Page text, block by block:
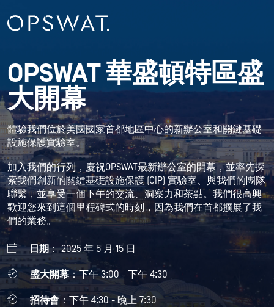
OPSWAT 華盛頓特區盛
大開幕
體驗我們位於美國國家首都地區中心的新辦公室和關鍵基礎
設施保護實驗室。
加入我們的行列，慶祝OPSWAT最新辦公室的開幕，並率先探
索我們創新的關鍵基礎設施保護 (CIP) 實驗室、與我們的團隊
聯繫，並享受一個下午的交流、洞察力和茶點。我們很高興
歡迎您來到這個里程碑式的時刻，因為我們在首都擴展了我
們的業務。
日期： 2025 年 5 月 15 日
盛大開幕 ：下午 3:00 - 下午 4:30
招待會 ：下午 4:30 - 晚上 7:30